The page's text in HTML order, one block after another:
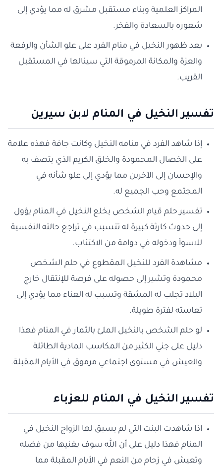
المراكز العلمية وبناء مستقبل مشرق له مما يؤدي إلى
شعوره بالسعادة والفخر.
يعد ظهور النخيل في منام الفرد على علو الشأن والرفعة
والعزة والمكانة المرموقة التي سينالها في المستقبل
القريب.
تفسير النخيل في المنام لابن سيرين
إذا شاهد الفرد في منامه النخيل وكانت جافة فهذه علامة
على الخصال المحمودة والخلق الكريم الذي يتصف به
والإحسان إلى الآخرين مما يؤدي إلى علو شأنه في
المجتمع وحب الجميع له.
تفسير حلم قيام الشخص بخلع النخيل في المنام يؤول
إلى حدوث كارثة كبيرة له تتسبب في تراجع حالته النفسية
للاسوأ ودخوله في دوامة من الاكتئاب.
مشاهدة الفرد للنخيل المقطوع في حلم الشخص
محمودة وتشير إلى حصوله على فرصة للإنتقال خارج
البلاد تجلب له المشقة وتسبب له العناء مما يؤدي إلى
تعاسته لفترة طويلة.
لو حلم الشخص بالنخيل الملئ بالثمار في المنام فهذا
دليل على جني الكثير من المكاسب المادية الطائلة
والعيش في مستوى اجتماعي مرموق في الأيام المقبلة.
تفسير النخيل في المنام للعزباء
اذا شاهدت البنت التي لم يسبق لها الزواج النخيل في
المنام فهذا دليل على أن الله سوف يغنيها من فضله
وتعيش في زحام من النعم في الأيام المقبلة مما